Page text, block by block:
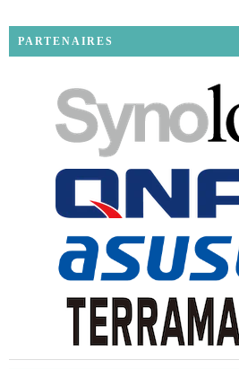
PARTENAIRES